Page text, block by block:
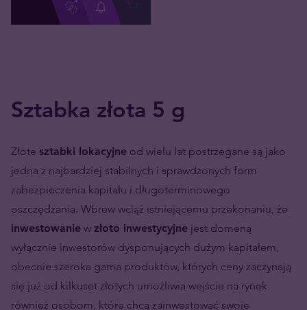
Sztabka złota 5 g
Złote sztabki lokacyjne od wielu lat postrzegane są jako
jedna z najbardziej stabilnych i sprawdzonych form
zabezpieczenia kapitału i długoterminowego
oszczędzania. Wbrew wciąż istniejącemu przekonaniu, że
inwestowanie w złoto inwestycyjne jest domeną
wyłącznie inwestorów dysponujących dużym kapitałem,
obecnie szeroka gama produktów, których ceny zaczynają
się już od kilkuset złotych umożliwia wejście na rynek
również osobom, które chcą zainwestować swoje